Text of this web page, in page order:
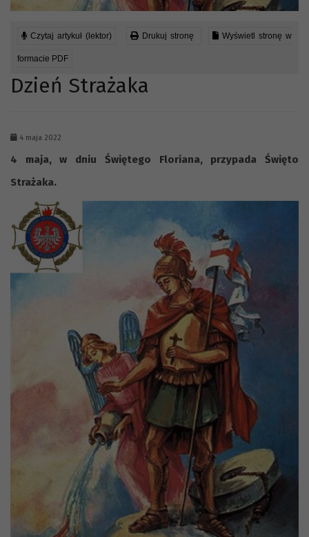
Czytaj artykuł (lektor) Drukuj stronę Wyświetl stronę w
formacie PDF
Dzień Strażaka
4 maja 2022
4 maja, w dniu Świętego Floriana, przypada Święto
Strażaka.